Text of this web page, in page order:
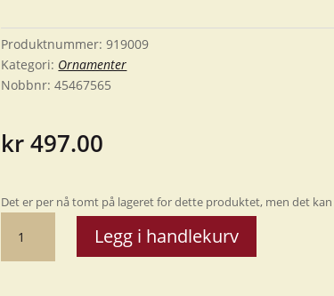
Produktnummer:919009
Kategori: Ornamenter
Nobbnr:45467565
kr497.00
Det er per nå tomt på lageret for dette produktet, men det
23*24
cm
Legg i handlekurv